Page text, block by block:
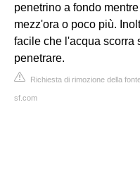
penetrino a fondo
mezz'ora o poco più.
facile che l'acqua scorra
penetrare.
Richiesta di rimozione della
sf.com